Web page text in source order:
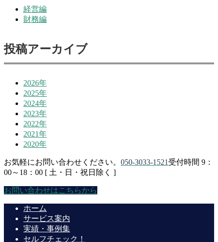
経営編
財務編
投稿アーカイブ
2026年
2025年
2024年
2023年
2022年
2021年
2020年
お気軽にお問い合わせください。 050-3033-1521 受付時間 9：
00～18：00 [ 土・日・祝日除く ]
お問い合わせはこちらから
ホーム
サービス案内
実績・事例集
セルフチェック！